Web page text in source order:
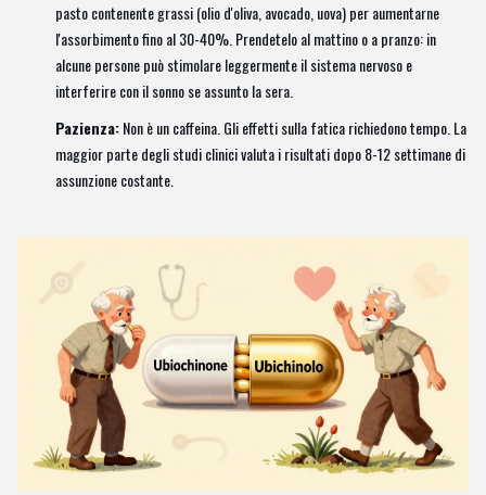
pasto contenente grassi (olio d'oliva, avocado, uova) per aumentarne
l'assorbimento fino al 30-40%. Prendetelo al mattino o a pranzo: in
alcune persone può stimolare leggermente il sistema nervoso e
interferire con il sonno se assunto la sera.
Pazienza:Non è un caffeina. Gli effetti sulla fatica richiedono tempo. La
maggior parte degli studi clinici valuta i risultati dopo 8-12 settimane di
assunzione costante.